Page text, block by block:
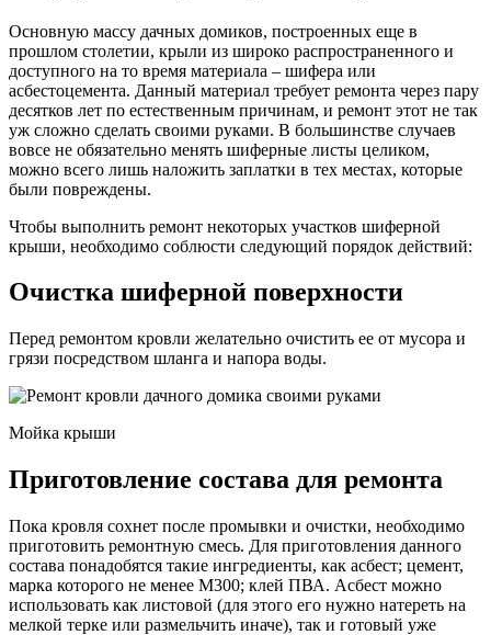
Основную массу дачных домиков, построенных еще в
прошлом столетии, крыли из широко распространенного и
доступного на то время материала – шифера или
асбестоцемента. Данный материал требует ремонта через пару
десятков лет по естественным причинам, и ремонт этот не так
уж сложно сделать своими руками. В большинстве случаев
вовсе не обязательно менять шиферные листы целиком,
можно всего лишь наложить заплатки в тех местах, которые
были повреждены.
Чтобы выполнить ремонт некоторых участков шиферной
крыши, необходимо соблюсти следующий порядок действий:
Очистка шиферной поверхности
Перед ремонтом кровли желательно очистить ее от мусора и
грязи посредством шланга и напора воды.
Мойка крыши
Приготовление состава для ремонта
Пока кровля сохнет после промывки и очистки, необходимо
приготовить ремонтную смесь. Для приготовления данного
состава понадобятся такие ингредиенты, как асбест; цемент,
марка которого не менее М300; клей ПВА. Асбест можно
использовать как листовой (для этого его нужно натереть на
мелкой терке или размельчить иначе), так и готовый уже